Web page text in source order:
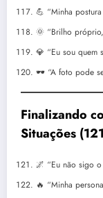
💪 “Minha
🌞 “Brilho
💎 “Eu sou quem
🕶️ “A foto pode
Finalizando
Situações
🌌 “Eu não sigo
🔥 “Minha